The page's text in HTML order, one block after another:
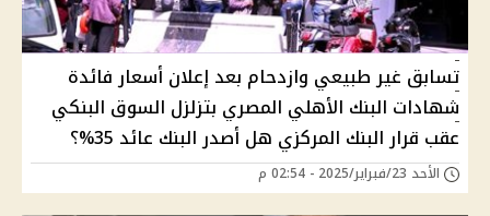
تسابق غير طبيعي وازدحام بعد إعلان أسعار فائدة
شهادات البنك الأهلي المصري بتزلزل السوق البنكي
عقب قرار البنك المركزي هل أصدر البنك عائد 35%؟
الأحد 23/فبراير/2025 - 02:54 م